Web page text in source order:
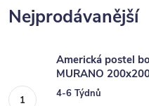
Nejprodávanější
Americká postel
MURANO
4-6 Týdnů